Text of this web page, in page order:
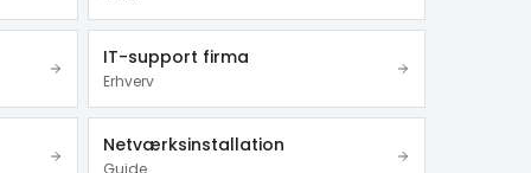
IT-support firma
Erhverv
Netværksinstallation
Guide